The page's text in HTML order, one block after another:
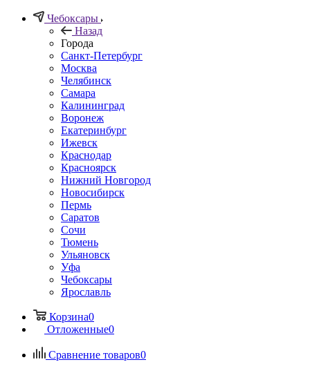
Чебоксары
Назад
Города
Санкт-Петербург
Москва
Челябинск
Самара
Калининград
Воронеж
Екатеринбург
Ижевск
Краснодар
Красноярск
Нижний Новгород
Новосибирск
Пермь
Саратов
Сочи
Тюмень
Ульяновск
Уфа
Чебоксары
Ярославль
Корзина0
Отложенные0
Сравнение товаров0